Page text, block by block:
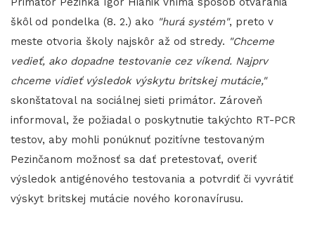
škôl od pondelka (8. 2.) ako "hurá systém", preto v
meste otvoria školy najskôr až od stredy. "Chceme
vedieť, ako dopadne testovanie cez víkend. Najprv
chceme vidieť výsledok výskytu britskej mutácie,"
skonštatoval na sociálnej sieti primátor. Zároveň
informoval, že požiadal o poskytnutie takýchto RT-PCR
testov, aby mohli ponúknuť pozitívne testovaným
Pezinčanom možnosť sa dať pretestovať, overiť
výsledok antigénového testovania a potvrdiť či vyvrátiť
výskyt britskej mutácie nového koronavírusu.